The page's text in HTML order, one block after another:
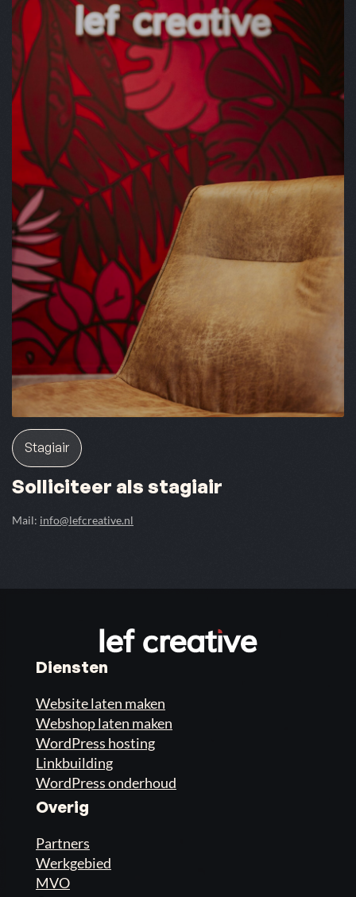
Stagiair
Solliciteer als stagiair
Mail: info@lefcreative.nl
Diensten
Website laten maken
Webshop laten maken
WordPress hosting
Linkbuilding
WordPress onderhoud
Overig
Partners
Werkgebied
MVO